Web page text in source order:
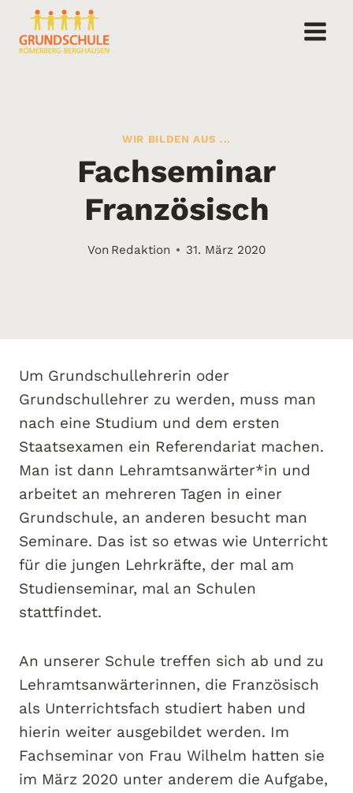
Inhalt
springen
WIR BILDEN AUS ...
Fachseminar
Französisch
Von Redaktion 31. März 2020
Um Grundschullehrerin oder
Grundschullehrer zu werden, muss man
nach eine Studium und dem ersten
Staatsexamen ein Referendariat machen.
Man ist dann Lehramtsanwärter*in und
arbeitet an mehreren Tagen in einer
Grundschule, an anderen besucht man
Seminare. Das ist so etwas wie Unterricht
für die jungen Lehrkräfte, der mal am
Studienseminar, mal an Schulen
stattfindet.
An unserer Schule treffen sich ab und zu
Lehramtsanwärterinnen, die Französisch
als Unterrichtsfach studiert haben und
hierin weiter ausgebildet werden. Im
Fachseminar von Frau Wilhelm hatten sie
im März 2020 unter anderem die Aufgabe,